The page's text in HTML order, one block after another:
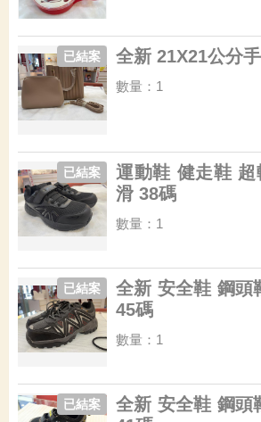
全新 21X21公分
已結案
數量：1
運動鞋 健走鞋
滑 38碼
已結案
數量：1
全新 安全鞋 鋼頭
45碼
已結案
數量：1
全新 安全鞋 鋼頭
已結案